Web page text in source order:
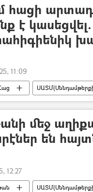
հացի
է կասեցվել.
11:09
մեջ
են
12:27